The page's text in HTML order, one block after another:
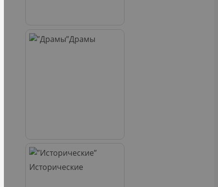
Драмы
Исторические